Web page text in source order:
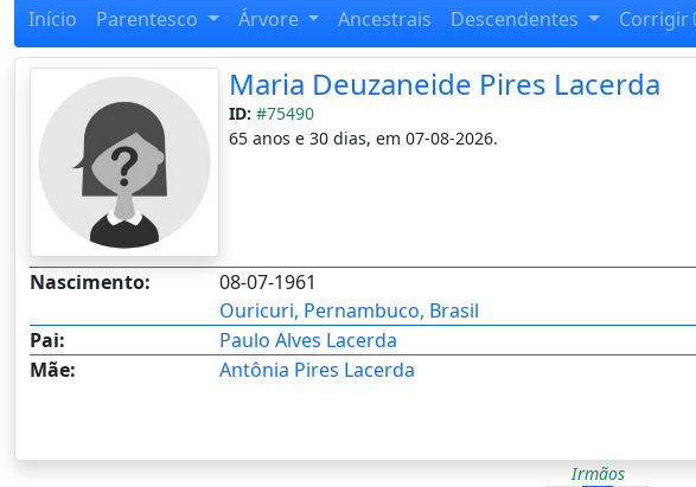
Início Parentesco Árvore Ancestrais Descendentes Corrigir
Maria Deuzaneide Pires Lacerda
ID: #75490
65 anos e 30 dias, em 07-08-2026.
Nascimento:
08-07-1961
Ouricuri, Pernambuco, Brasil
Pai:
Paulo Alves Lacerda
Mãe:
Antônia Pires Lacerda
Irmãos